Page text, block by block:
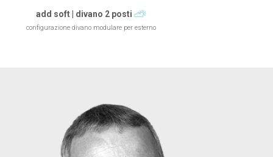
add soft | divano 2 posti
configurazione divano modulare per esterno